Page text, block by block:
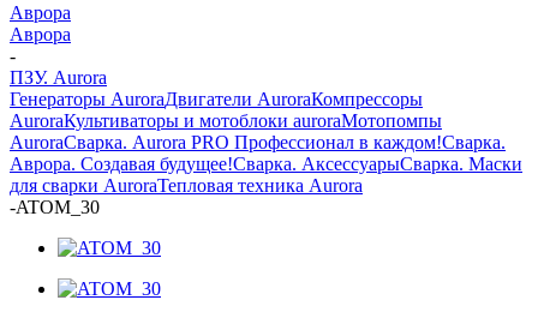
Аврора
Аврора
-
ПЗУ. Aurora
Генераторы AuroraДвигатели AuroraКомпрессоры
AuroraКультиваторы и мотоблоки auroraМотопомпы
AuroraСварка. Aurora PRO Профессионал в каждом!Сварка.
Аврора. Создавая будущее!Сварка. АксессуарыСварка. Маски
для сварки AuroraТепловая техника Aurora
-ATOM_30